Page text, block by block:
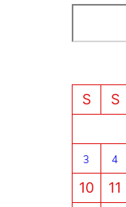
S
S
3 4
10
11